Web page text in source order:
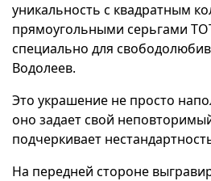
уникальность с квадратным
прямоугольными серьгами
специально для
Водолеев.
Это украшение не просто
оно задает свой
подчеркивает
На передней стороне